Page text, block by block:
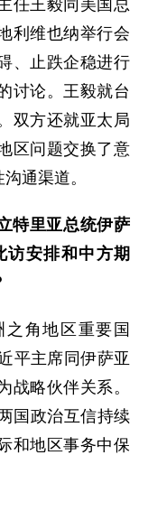
任王毅同美国总
利维也纳举行会
、止跌企稳进行
讨论。王毅就台
双方还就亚太局
区问题交换了意
通渠道。
特里亚总统伊萨
访安排和中方期
角地区重要国
平主席同伊萨亚
战略伙伴关系。
国政治互信持续
和地区事务中保